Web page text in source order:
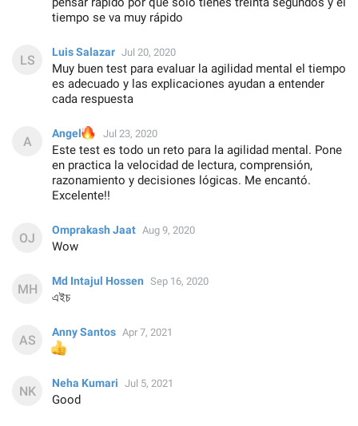
tiempo se va muy rápido
Luis Salazar Jul 20, 2020
Muy buen test para evaluar la agilidad mental el tiempo
es adecuado y las explicaciones ayudan a entender
cada respuesta
Angel Jul 23, 2020
Este test es todo un reto para la agilidad mental. Pone
en practica la velocidad de lectura, comprensión,
razonamiento y decisiones lógicas. Me encantó.
Excelente!!
Omprakash Jaat Aug 9, 2020
Wow
Md Intajul Hossen Sep 16, 2020
এইচ
Anny Santos Apr 7, 2021
Neha Kumari Jul 5, 2021
Good